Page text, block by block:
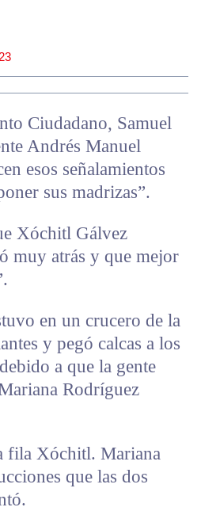
Ciudadano, Samuel
Andrés Manuel
esos señalamientos
sus madrizas”.
Xóchitl Gálvez
muy atrás y que mejor
en un crucero de la
y pegó calcas a los
a que la gente
Rodríguez
fila Xóchitl. Mariana
que las dos